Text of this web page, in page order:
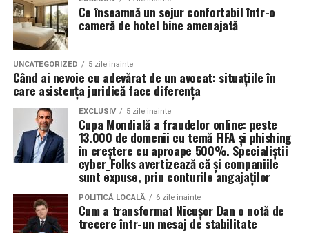
Pentru ce motoare este recomandat Ravenol VMP
USVO 5W30?
Tipul deulei de motor Ravenol
recomandat pentru numeroase motoare moderne care
necesită un ulei 5W30 cu aprobări OEM specifice.
În funcție de specificațiile constructorului, poate fi
utilizat pe vehicule ale unor mărci precum:
Mercedes-Benz;
Volkswagen;
promovarea unui comportament responsabil din punct
de vedere ecologic și ajută la protejarea resurselor
naturale.
Impactul pozitiv asupra imaginii evenimentului
Alegerea unor soluții ecologice, precum tipul ecologic
de toaletă, poate aduce beneficii semnificative imaginii
unui eveniment. Într-o eră în care participanții devin din
ce în ce mai conștienți de problemele de mediu,
organizatorii care aleg să adopte soluții sustenabile, cum
ar fi închirierea toaletelor din gama ecologică, pot
câștiga aprecierea publicului.
Ce înseamnă un sejur confortabil într-o
cameră de hotel bine amenajată
UNCATEGORIZED 5 zile inainte
Când ai nevoie cu adevărat de un avocat: situațiile în
care asistența juridică face diferența
EXCLUSIV 5 zile inainte
Cupa Mondială a fraudelor online: peste
13.000 de domenii cu temă FIFA și phishing
în creștere cu aproape 500%. Specialiștii
cyber_Folks avertizează că și companiile
sunt expuse, prin conturile angajaților
POLITICĂ LOCALĂ 6 zile inainte
Cum a transformat Nicușor Dan o notă de
trecere într-un mesaj de stabilitate